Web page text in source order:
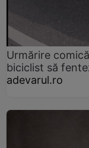
Urmărire
biciclist să
adevarul.ro